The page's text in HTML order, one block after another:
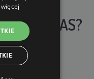
U NAS?